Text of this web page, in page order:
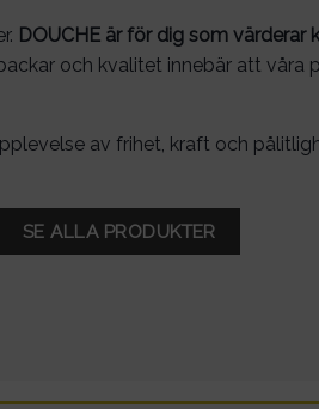
DOUCHE är för dig som värderar
och kvalitet innebär att
av frihet, kraft och
SE ALLA PRODUKTER